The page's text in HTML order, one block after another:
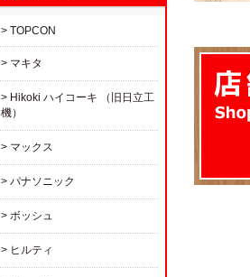
TOPCON
マキタ
Hikoki ハイコーキ （旧日立工
機）
マックス
パナソニック
ボッシュ
ヒルティ